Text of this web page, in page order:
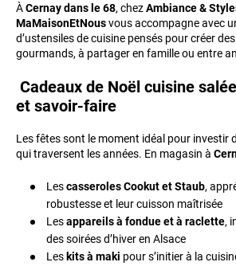
ÀCernay dans le 68, chezAmbiance &
MaMaisonEtNousvous accompagne avec
d’ustensiles de cuisine pensés pour créer
gourmands, à partager en famille ou entre
Cadeaux de Noël cuisine
et savoir-faire
Les fêtes sont le moment idéal pour investir
qui traversent les années. En magasin à
Lescasseroles Cookut et Staub,
robustesse et leur cuisson maîtrisée
Lesappareils à fondue et à raclette,
des soirées d’hiver en Alsace
Les kits à maki pour s’initier à la